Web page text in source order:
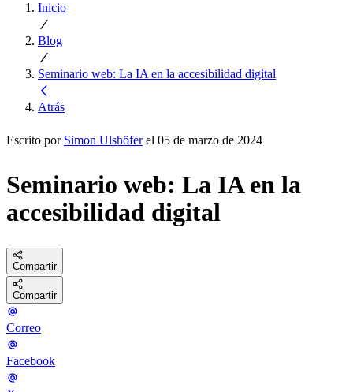
Inicio
Blog
Seminario web: La IA en la accesibilidad digital
Atrás
Escrito por Simon Ulshöferel 05 de marzo de 2024
Seminario web: La IA en la
accesibilidad digital
Compartir
Compartir
Correo
Facebook